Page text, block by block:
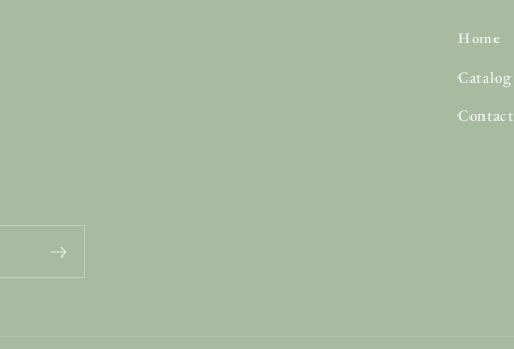
Home
Catalog
Contact